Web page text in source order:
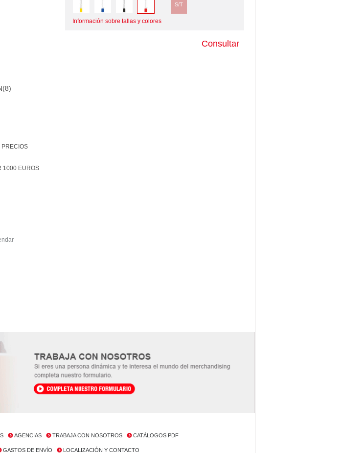
S/T
Información sobre tallas y colores
Consultar
PRECIOS
1000 EUROS
AGENCIAS TRABAJA CON NOSOTROS CATÁLOGOS PDF
GASTOS DE ENVÍO LOCALIZACIÓN Y CONTACTO